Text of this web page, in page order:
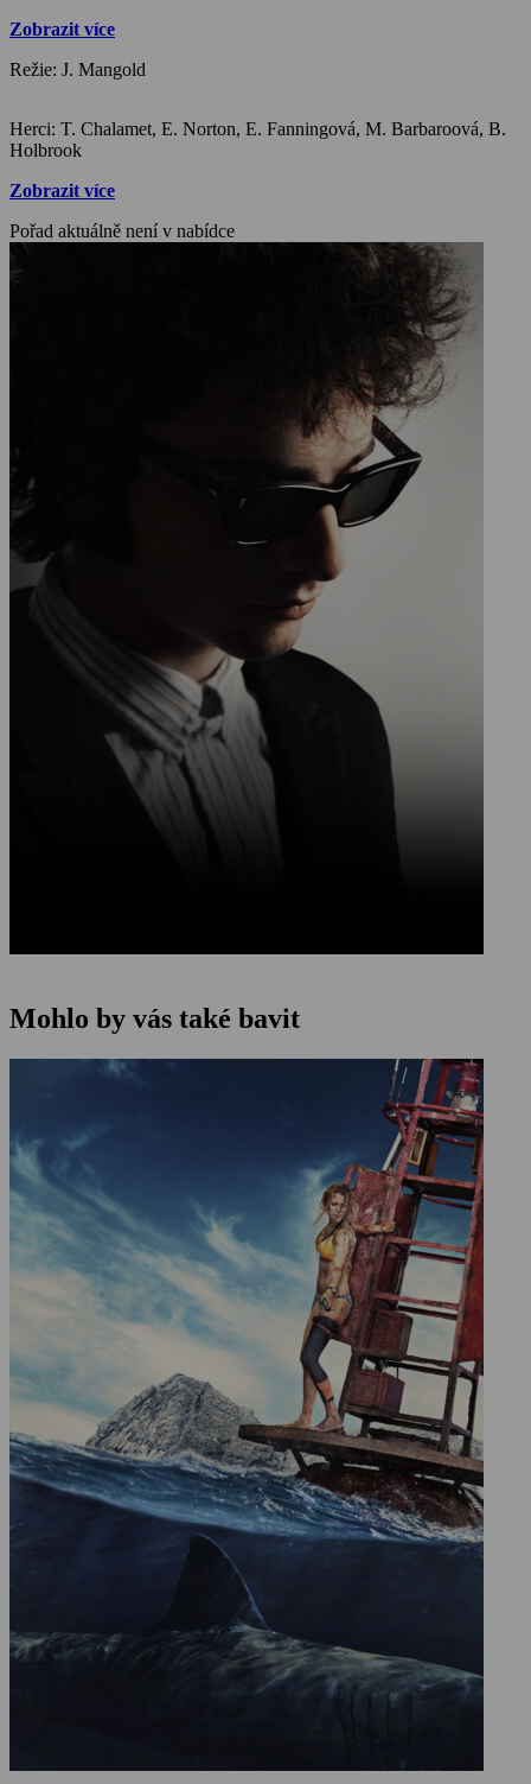
Zobrazit více
Režie: J. Mangold
Herci: T. Chalamet, E. Norton, E. Fanningová, M. Barbaroová, B.
Holbrook
Zobrazit více
Pořad aktuálně není v nabídce
Mohlo by vás také bavit